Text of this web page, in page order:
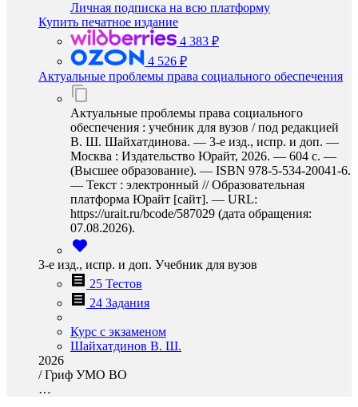
Личная подписка на всю платформу
Купить печатное издание
4 383 ₽
4 526 ₽
Актуальные проблемы права социального обеспечения
Актуальные проблемы права социального
обеспечения : учебник для вузов / под редакцией
В. Ш. Шайхатдинова. — 3-е изд., испр. и доп. —
Москва : Издательство Юрайт, 2026. — 604 с. —
(Высшее образование). — ISBN 978-5-534-20041-6.
— Текст : электронный // Образовательная
платформа Юрайт [сайт]. — URL:
https://urait.ru/bcode/587029 (дата обращения:
07.08.2026).
3-е изд., испр. и доп. Учебник для вузов
25 Тестов
24 Задания
Курс с экзаменом
Шайхатдинов В. Ш.
2026
/Гриф УМО ВО
…